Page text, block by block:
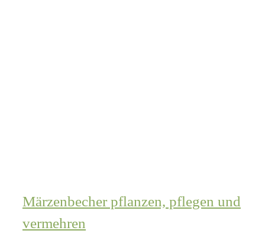
Märzenbecher pflanzen, pflegen und
vermehren